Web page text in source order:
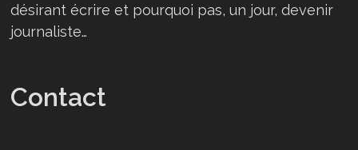
désirant écrire et pourquoi pas, un jour, devenir
journaliste…
Contact